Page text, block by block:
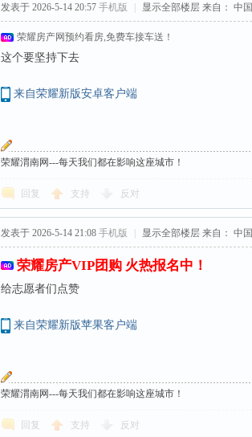
发表于 2026-5-14 20:57 手机版 显示全部楼层 来自： 中国
荣耀房产网预约看房,免费车接车送！
这个要坚持下去
来自荣耀新版安卓客户端
荣耀渭南网---每天我们都在影响这座城市！
回复 支持 反对
发表于 2026-5-14 21:08 手机版 显示全部楼层 来自： 中国
荣耀房产VIP团购 火热报名中！
给志愿者们点赞
来自荣耀新版苹果客户端
荣耀渭南网---每天我们都在影响这座城市！
回复 支持 反对